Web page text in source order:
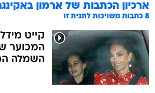
ארכיון הכתבות של ארמון
8 כתבות משויכות לתגית זו
קייט
המכוער
השמלה